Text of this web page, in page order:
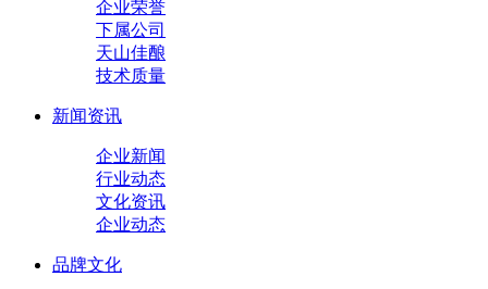
企业荣誉
下属公司
天山佳酿
技术质量
新闻资讯
企业新闻
行业动态
文化资讯
企业动态
品牌文化